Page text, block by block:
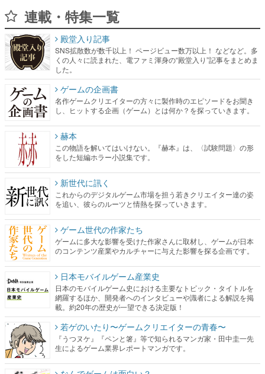
連載・特集一覧
殿堂入り記事
SNS拡散数が数千以上！ ページビュー数万以上！ などなど。多
くの人々に読まれた、電ファミ渾身の“殿堂入り”記事をまとめま
した。
ゲームの企画書
名作ゲームクリエイターの方々に製作時のエピソードをお聞き
し、ヒットする企画（ゲーム）とは何か？を探っていきます。
赫本
この物語を解いてはいけない。『赫本』は、〈試験問題〉の形
をした短編ホラー小説集です。
新世代に訊く
これからのデジタルゲーム市場を担う若きクリエイター達の姿
を追い、彼らのルーツと情熱を探っていきます。
ゲーム世代の作家たち
ゲームに多大な影響を受けた作家さんに取材し、ゲームが日本
のコンテンツ産業やカルチャーに与えた影響を探る企画です。
日本モバイルゲーム産業史
日本のモバイルゲーム史における主要なトピック・タイトルを
網羅するほか、開発者へのインタビューや識者による解説を掲
載。約20年の歴史が一望できる決定版！
若ゲのいたり〜ゲームクリエイターの青春〜
『うつヌケ』『ペンと箸』等で知られるマンガ家・田中圭一先
生によるゲーム業界レポートマンガです。